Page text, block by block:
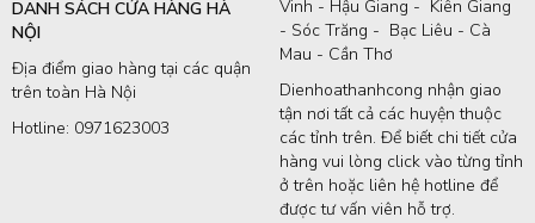
DANH SÁCH CỬA HÀNG HÀ
NỘI
Địa điểm giao hàng tại các quận
trên toàn Hà Nội
Hotline: 0971623003
Vinh - Hậu Giang - Kiên Giang
- Sóc Trăng - Bạc Liêu - Cà
Mau - Cần Thơ
Dienhoathanhcong nhận giao
tận nơi tất cả các huyện thuộc
các tỉnh trên. Để biết chi tiết cửa
hàng vui lòng click vào từng tỉnh
ở trên hoặc liên hệ hotline để
được tư vấn viên hỗ trợ.